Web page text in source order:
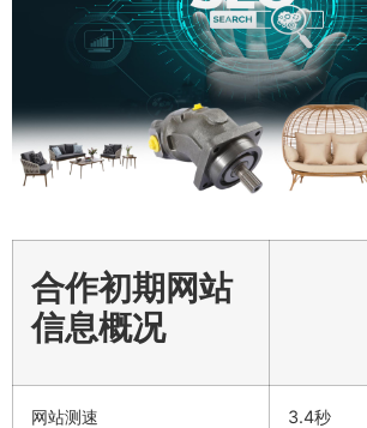
合作初期网站
信息概况
网站测速 3.4秒